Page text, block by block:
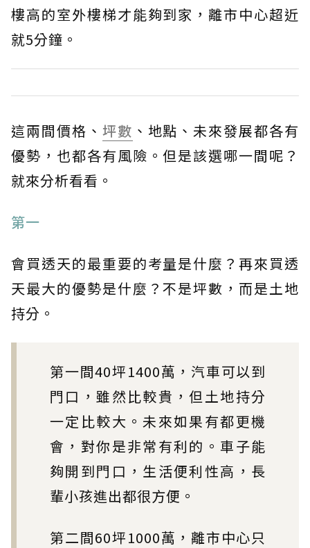
樓高的室外樓梯才能夠到家，離市中心超近
就5分鐘。
這兩間價格、 坪數 、地點、未來發展都各有
優勢，也都各有風險。但是該選哪一間呢？
就來分析看看。
第一
會買透天的最重要的考量是什麼？再來買透
天最大的優勢是什麼？不是坪數，而是土地
持分。
第一間40坪1400萬，汽車可以到
門口，雖然比較貴，但土地持分
一定比較大。未來如果有都更機
會，對你是非常有利的。車子能
夠開到門口，生活便利性高，長
輩小孩進出都很方便。
第二間60坪1000萬，離市中心只